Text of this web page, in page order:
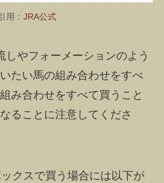
用： JRA公式
しやフォーメーションのよう
たい馬の組み合わせをすべ
み合わせをすべて買うこと
ることに注意してくださ
クスで買う場合には以下が